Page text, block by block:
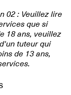
02 : Veuillez lire
que si
18 ans, veuillez
tuteur qui
de 13 ans,